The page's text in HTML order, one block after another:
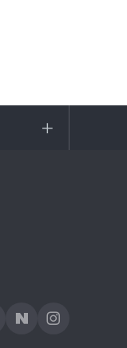
브네이버블로그
인스타그램